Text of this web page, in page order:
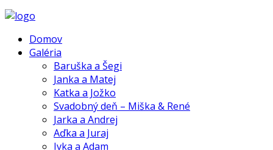
Domov
Galéria
Baruška a Šegi
Janka a Matej
Katka a Jožko
Svadobný deň – Miška & René
Jarka a Andrej
Aďka a Juraj
Ivka a Adam